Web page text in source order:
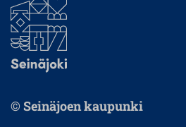
© Seinäjoen kaupunki